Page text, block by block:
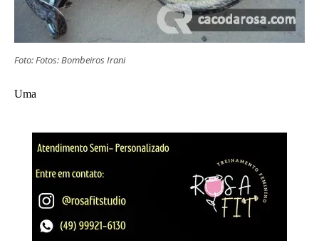
Foto: Fotos: Bombeiros Irani
Uma